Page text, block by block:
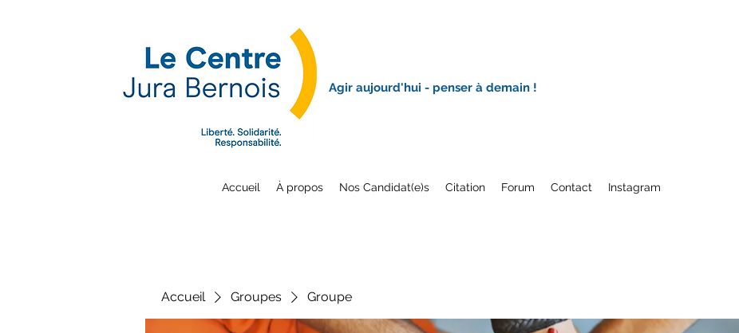
Agir aujourd'hui - penser à demain !
Accueil À propos Nos Candidat(e)s Citation Forum Contact Instagram
Accueil Groupes Groupe